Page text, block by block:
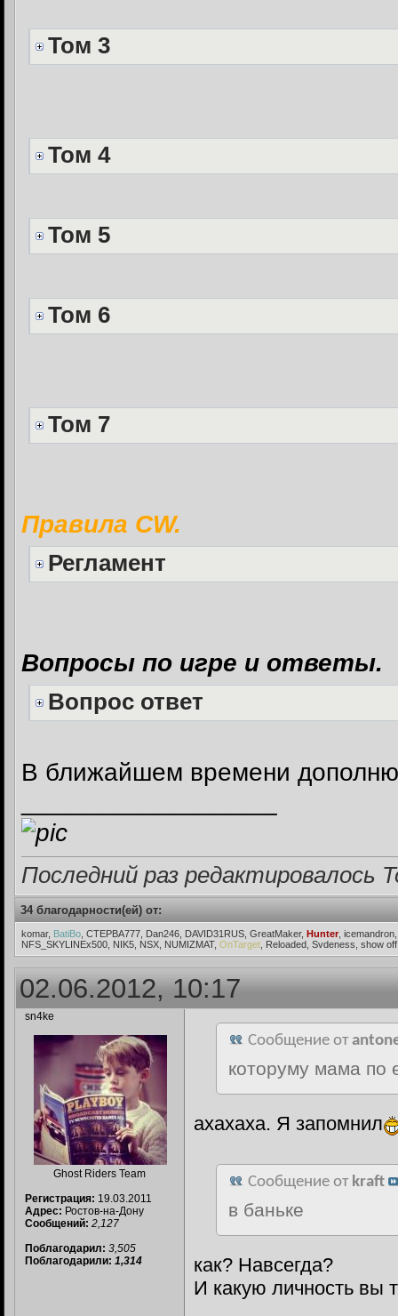
Том 3
Том 4
Том 5
Том 6
Том 7
Правила CW.
Регламент
Вопросы по игре и ответы.
Вопрос ответ
В ближайшем времени
Последний раз редактировалось
34 благодарности(ей) от:
komar, BatiBo , CTEPBA777, Dan246, DAVID31RUS, GreatMaker, Hunter ,
NFS_SKYLINEx500, NIK5, NSX, NUMIZMAT, OnTarget , Reloaded, Svdeness, show
02.06.2012, 10:17
sn4ke
Ghost Riders Team
Регистрация: 19.03.2011
Адрес: Ростов-на-Дону
Сообщений: 2,127
Поблагодарил: 3,505
Поблагодарили: 1,314
Сообщение от
которуму мама
ахахаха. Я запомнил
Сообщение от kraft
в баньке
как? Навсегда?
И какую личность вы